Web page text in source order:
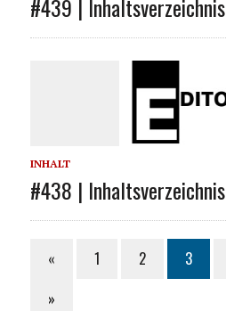
#439 | Inhaltsverzeichnis
INHALT
#438 | Inhaltsverzeichnis
« 1 2 3
»